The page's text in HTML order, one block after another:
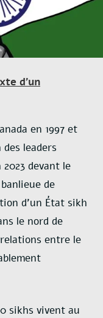
d’un
en 1997 et
leaders
devant le
de
d’un État sikh
le nord de
entre le
sikhs vivent au